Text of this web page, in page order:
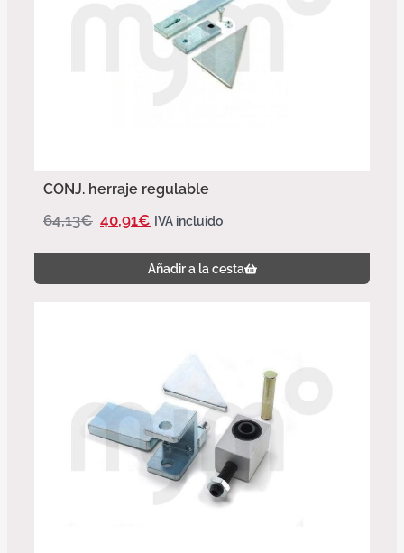
CONJ. herraje regulable
64,13€ 40,91€ IVA incluido
Añadir a la cesta